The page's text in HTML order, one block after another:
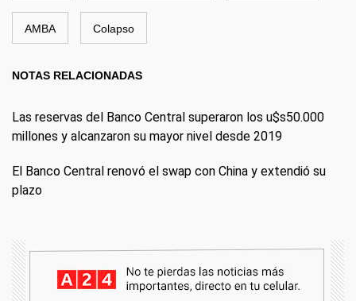
AMBA Colapso
NOTAS RELACIONADAS
Las reservas del Banco Central superaron los u$s50.000
millones y alcanzaron su mayor nivel desde 2019
El Banco Central renovó el swap con China y extendió su
plazo